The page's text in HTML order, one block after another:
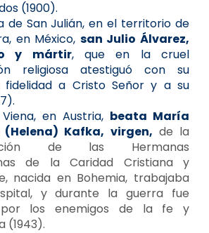
(1900).
de San Julián, en el territorio de
en México, san Julio Álvarez,
y mártir, que en la cruel
religiosa atestiguó con su
fidelidad a Cristo Señor y a su
en Austria, beata María
Kafka, virgen, de la
de las Hermanas
de la Caridad Cristiana y
nacida en Bohemia, trabajaba
y durante la guerra fue
por los enemigos de la fe y
(1943).